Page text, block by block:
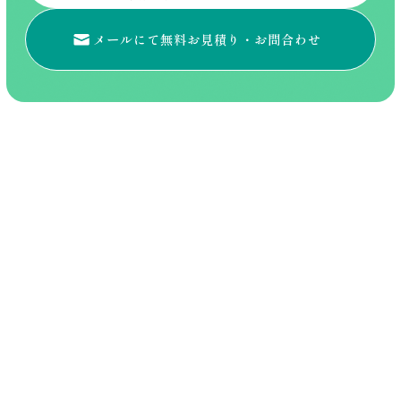
メールにて無料お見積り・ お問合わせ